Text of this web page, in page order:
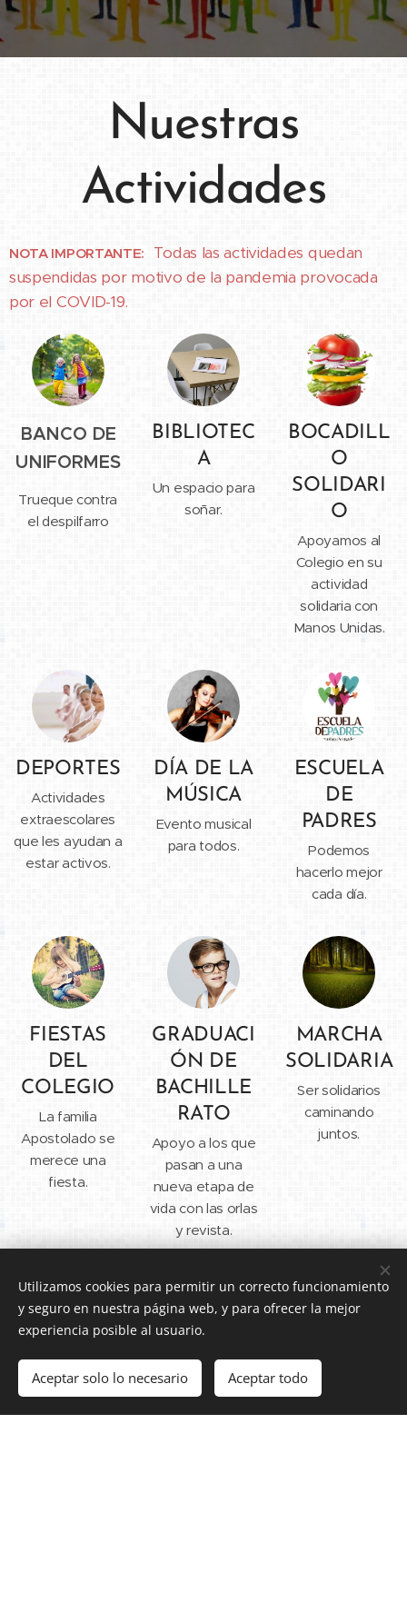
Nuestras
Actividades
NOTA IMPORTANTE:
Todas las actividades quedan
suspendidas por motivo de la pandemia provocada
por el COVID-19.
BANCO DE
UNIFORMES
Trueque contra
el despilfarro
BIBLIOTEC
A
Un espacio para
soñar.
BOCADILL
O
SOLIDARI
O
Apoyamos al
Colegio en su
actividad
solidaria con
Manos Unidas.
DEPORTES
Actividades
extraescolares
que les ayudan a
estar activos.
DÍA DE LA
MÚSICA
Evento musical
para todos.
ESCUELA
DE
PADRES
Podemos
hacerlo mejor
cada día.
FIESTAS
DEL
COLEGIO
La familia
Apostolado se
merece una
fiesta.
GRADUACI
ÓN DE
BACHILLE
RATO
Apoyo a los que
pasan a una
nueva etapa de
vida con las orlas
y revista.
MARCHA
SOLIDARIA
Ser solidarios
caminando
juntos.
NAVIDAD
Despertando
PARA LOS
ANTIGUOS
RECOGIDA
¡Crea tu página web gratis! Comenzar
Utilizamos cookies para permitir un correcto funcionamiento
y seguro en nuestra página web, y para ofrecer la mejor
experiencia posible al usuario.
Aceptar solo lo necesario Aceptar todo